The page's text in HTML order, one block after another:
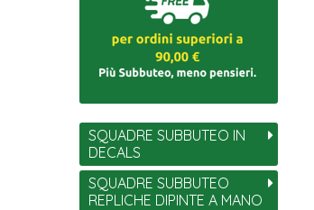
SQUADRE SUBBUTEO IN
DECALS
SQUADRE SUBBUTEO
REPLICHE DIPINTE A MANO